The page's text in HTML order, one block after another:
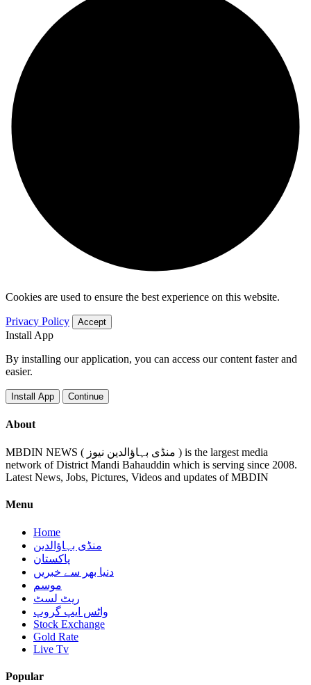
Cookies are used to ensure the best experience on this website.
Privacy Policy Accept
Install App
By installing our application, you can access our content faster and
easier.
Install App Continue
About
MBDIN NEWS ( منڈی بہاؤالدین نیوز ) is the largest media
network of District Mandi Bahauddin which is serving since 2008.
Latest News, Jobs, Pictures, Videos and updates of MBDIN
Menu
Home
منڈی بہاؤالدین
پاکستان
دنیا بھر سے خبریں
موسم
ریٹ لسٹ
واٹس ایپ گروپ
Stock Exchange
Gold Rate
Live Tv
Popular